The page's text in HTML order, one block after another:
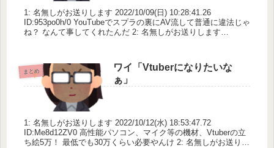
1: 名無しがお送りします 2022/10/09(日) 10:28:41.26
ID:953po0h/0 YouTubeでスプラの裏にAV流して普通に違法じゃ
ね？ なんて事してくれたんだ 2: 名無しがお送りします
まとめ
ワイ「Vtuberになりたいな
ぁ」
1: 名無しがお送りします 2022/10/12(水) 18:53:47.72
ID:Me8d12ZV0 高性能パソコン、マイク等の機材、Vtuberの立
ち絵5万！ 最低でも30万くらい必要やんけ 2: 名無しがお送りし